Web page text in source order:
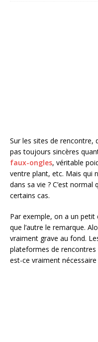
Sur les sites de rencontre,
pas toujours sincères
faux-ongles, véritable
ventre plant, etc. Mais qui
dans sa vie ? C’est
certains cas.
Par exemple, on a un
que l’autre le remarque.
vraiment grave au fond.
plateformes de
est-ce vraiment